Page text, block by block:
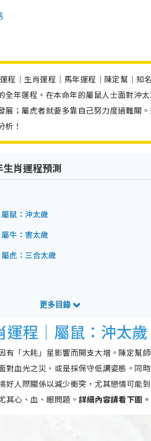
程｜生肖運程｜馬年運程｜陳定幫｜知
全年運程。在本命年的屬鼠人士面對沖
展；屬虎者就要多靠自己努力度過難關
析！
肖運程預測
鼠：沖太歲
牛：害太歲
虎：三合太歲
運程｜屬鼠：沖太歲
有「大耗」星影響而開支大增。陳定幫
對血光之災，或是採保守低調姿態。同
好人際關係以減少衝突，尤其戀情可能
其心、血、眼問題。 詳細內容請看下圖。